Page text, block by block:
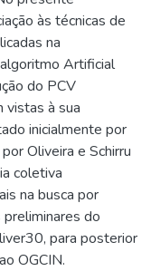
às técnicas de
na
Artificial
do PCV
vistas à sua
inicialmente por
Oliveira e Schirru
coletiva
na busca por
do
para posterior
OGCIN.